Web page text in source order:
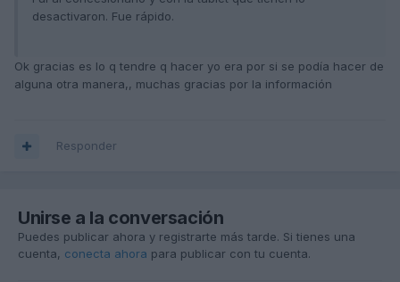
desactivaron. Fue rápido.
Ok gracias es lo q tendre q hacer yo era por si se podía hacer de
alguna otra manera,, muchas gracias por la información
Responder
Unirse a la conversación
Puedes publicar ahora y registrarte más tarde. Si tienes una
cuenta, conecta ahora para publicar con tu cuenta.